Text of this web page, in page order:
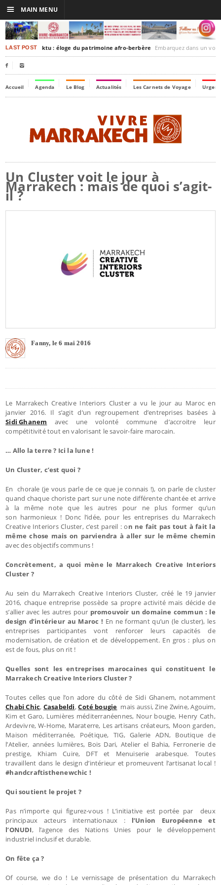
LAST POSTTimbuktu : éloge du patrimoine afro-berbère Embarquez dans un voyage culturel dans le
 
Accueil Agenda Le Blog Actualités Les Carnets de Voyage
Un Cluster voit le jour à
Marrakech : mais de quoi s’agit-
il ?
Fanny, le 6 mai 2016
Le Marrakech Creative Interiors Cluster a vu le jour au Maroc en
janvier 2016. Il s’agit d’un regroupement d’entreprises basées à
Sidi Ghanem avec une volonté commune d’accroitre leur
compétitivité tout en valorisant le savoir-faire marocain.
… Allo la terre ? Ici la lune !
Un Cluster, c’est quoi ?
En chorale (je vous parle de ce que je connais !), on parle de cluster
quand chaque choriste part sur une note différente chantée et arrive
à la même note que les autres pour ne plus former qu’un
son harmonieux ! Donc l’idée, pour les entreprises du Marrakech
Creative Interiors Cluster, c’est pareil : on ne fait pas tout à fait la
même chose mais on parviendra à aller sur le même chemin
avec des objectifs communs !
Concrètement, a quoi mène le Marrakech Creative Interiors
Cluster ?
Au sein du Marrakech Creative Interiors Cluster, créé le 19 janvier
2016, chaque entreprise possède sa propre activité mais décide de
s’allier avec les autres pour promouvoir un domaine commun : le
design d’intérieur au Maroc ! En ne formant qu’un (le cluster), les
entreprises participantes vont renforcer leurs capacités de
modernisation, de création et de développement. En gros : plus on
est de fous, plus on rit !
Quelles sont les entreprises marocaines qui constituent le
Marrakech Creative Interiors Cluster ?
Toutes celles que l’on adore du côté de Sidi Ghanem, notamment
Chabi Chic, Casabeldi,Coté bougie mais aussi, Zine Zwine, Agouim,
Kim et Garo, Lumières méditerranéennes, Nour bougie, Henry Cath,
Ardevivre, W-Home, Maraterre, Les artisans créateurs, Moon garden,
Maison méditerranée, Poétique, TIG, Galerie ADN, Boutique de
l’Atelier, années lumières, Bois Dari, Atelier el Bahia, Ferronerie de
prestige, Khiam Cuire, DFT et Menuiserie arabesque. Toutes
travaillent dans le design d’intérieur et promeuvent l’artisanat local !
#handcraftisthenewchic !
Qui soutient le projet ?
Pas n’importe qui figurez-vous ! L’initiative est portée par deux
principaux acteurs internationaux : l’Union Européenne et
l’ONUDI, l’agence des Nations Unies pour le développement
industriel inclusif et durable.
On fête ça ?
Of course, we do ! Le vernissage de présentation du Marrakech
☰ MAIN MENU